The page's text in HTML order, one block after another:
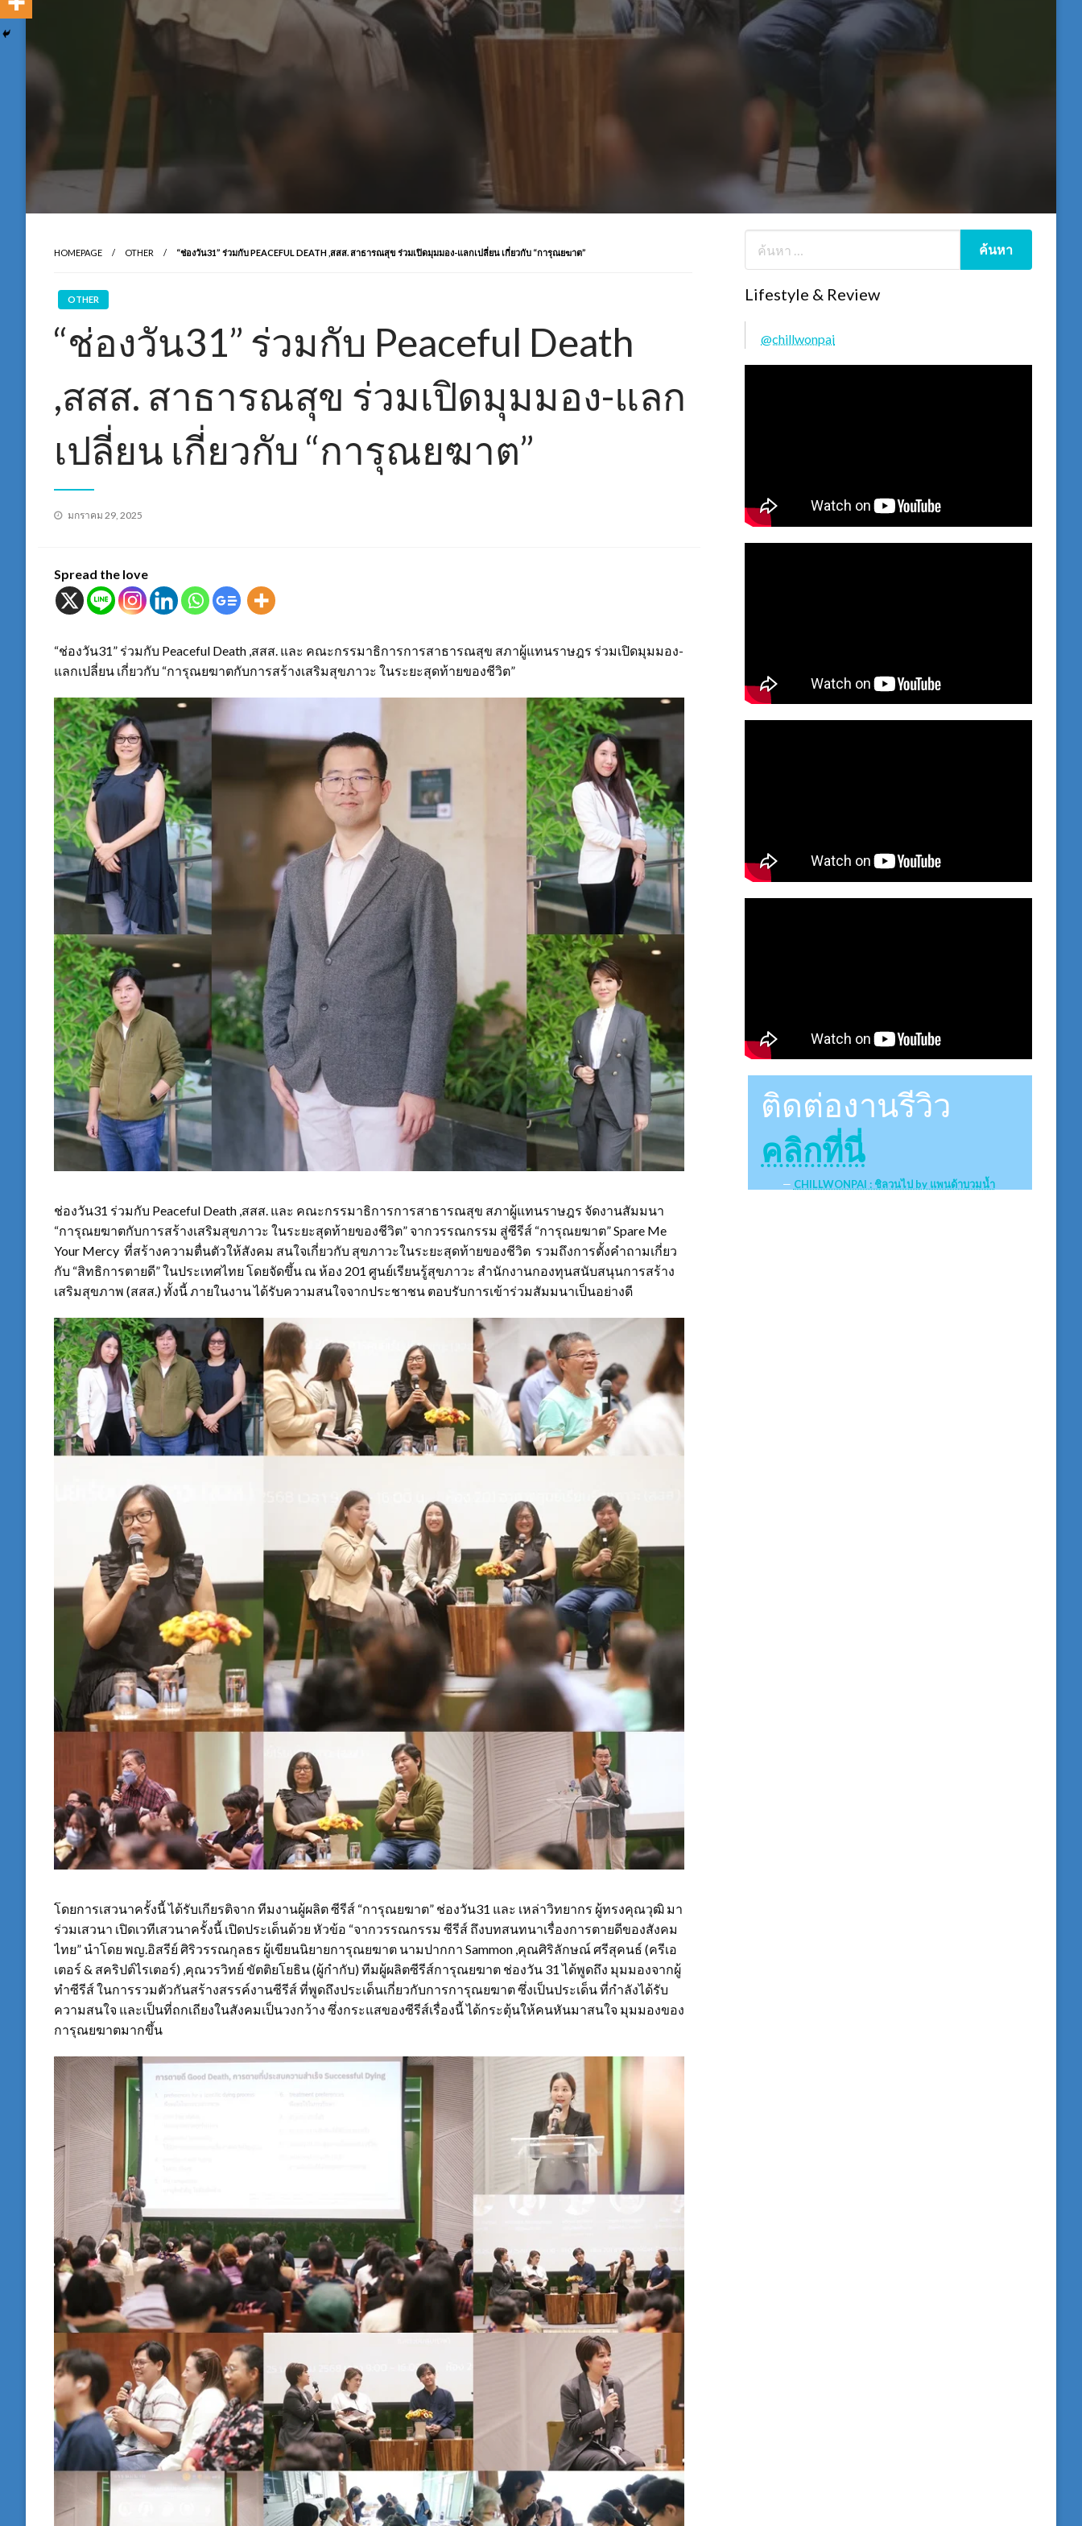
HOMEPAGE OTHER “ช่องวัน31” ร่วมกับ PEACEFUL DEATH ,สสส. สาธารณสุข ร่วมเปิดมุมมอง-แลกเปลี่ยน เกี่ยวกับ “การุณยฆาต”
OTHER
“ช่องวัน31” ร่วมกับ Peaceful Death
,สสส. สาธารณสุข ร่วมเปิดมุมมอง-แลก
เปลี่ยน เกี่ยวกับ “การุณยฆาต”
Posted
มกราคม 29, 2025
Spread the love
“ช่องวัน31” ร่วมกับ Peaceful Death ,สสส. และ คณะกรรมาธิการการสาธารณสุข สภาผู้แทนราษฎร ร่วมเปิดมุมมอง-
แลกเปลี่ยน เกี่ยวกับ “การุณยฆาตกับการสร้างเสริมสุขภาวะ ในระยะสุดท้ายของชีวิต”
ช่องวัน31 ร่วมกับ Peaceful Death ,สสส. และ คณะกรรมาธิการการสาธารณสุข สภาผู้แทนราษฎร จัดงานสัมมนา
“การุณยฆาตกับการสร้างเสริมสุขภาวะ ในระยะสุดท้ายของชีวิต” จากวรรณกรรม สู่ซีรีส์ “การุณยฆาต” Spare Me
Your Mercy ที่สร้างความตื่นตัวให้สังคม สนใจเกี่ยวกับ สุขภาวะในระยะสุดท้ายของชีวิต รวมถึงการตั้งคำถามเกี่ยว
กับ “สิทธิการตายดี” ในประเทศไทย โดยจัดขึ้น ณ ห้อง 201 ศูนย์เรียนรู้สุขภาวะ สำนักงานกองทุนสนับสนุนการสร้าง
เสริมสุขภาพ (สสส.) ทั้งนี้ ภายในงาน ได้รับความสนใจจากประชาชน ตอบรับการเข้าร่วมสัมมนาเป็นอย่างดี
โดยการเสวนาครั้งนี้ ได้รับเกียรติจาก ทีมงานผู้ผลิต ซีรีส์ “การุณยฆาต” ช่องวัน31 และ เหล่าวิทยากร ผู้ทรงคุณวุฒิ มา
ร่วมเสวนา เปิดเวทีเสวนาครั้งนี้ เปิดประเด็นด้วย หัวข้อ “จากวรรณกรรม ซีรีส์ ถึงบทสนทนาเรื่องการตายดีของสังคม
ไทย” นำโดย พญ.อิสรีย์ ศิริวรรณกุลธร ผู้เขียนนิยายการุณยฆาต นามปากกา Sammon ,คุณศิริลักษณ์ ศรีสุคนธ์ (ครีเอ
เตอร์ & สคริปต์ไรเตอร์) ,คุณวรวิทย์ ขัตติยโยธิน (ผู้กำกับ) ทีมผู้ผลิตซีรีส์การุณยฆาต ช่องวัน 31 ได้พูดถึง มุมมองจากผู้
ทำซีรีส์ ในการรวมตัวกันสร้างสรรค์งานซีรีส์ ที่พูดถึงประเด็นเกี่ยวกับการการุณยฆาต ซึ่งเป็นประเด็น ที่กำลังได้รับ
ความสนใจ และเป็นที่ถกเถียงในสังคมเป็นวงกว้าง ซึ่งกระแสของซีรีส์เรื่องนี้ ได้กระตุ้นให้คนหันมาสนใจ มุมมองของ
การุณยฆาตมากขึ้น
Lifestyle & Review
@chillwonpai
ติดต่องานรีวิว
คลิกที่นี่
CHILLWONPAI : ชิลวนไป by แพนด้าบวมน้ำ